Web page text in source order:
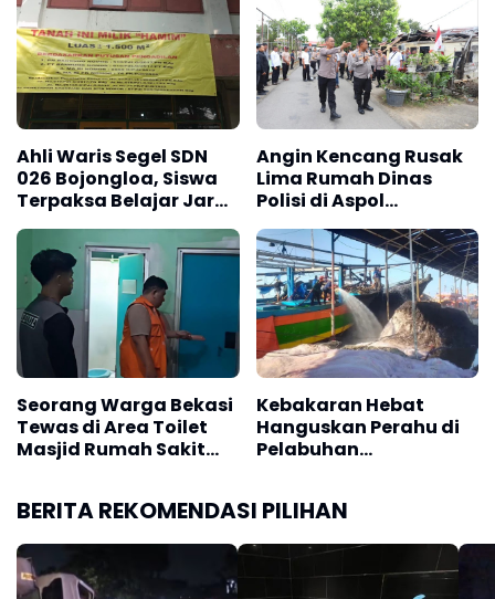
Ahli Waris Segel SDN
026 Bojongloa, Siswa
Terpaksa Belajar Jarak
Jauh
Angin Kencang Rusak
Lima Rumah Dinas
Polisi di Aspol
Lamteumen
Seorang Warga Bekasi
Tewas di Area Toilet
Masjid Rumah Sakit
Kebakaran Hebat
Hanguskan Perahu di
Pelabuhan
BERITA REKOMENDASI PILIHAN